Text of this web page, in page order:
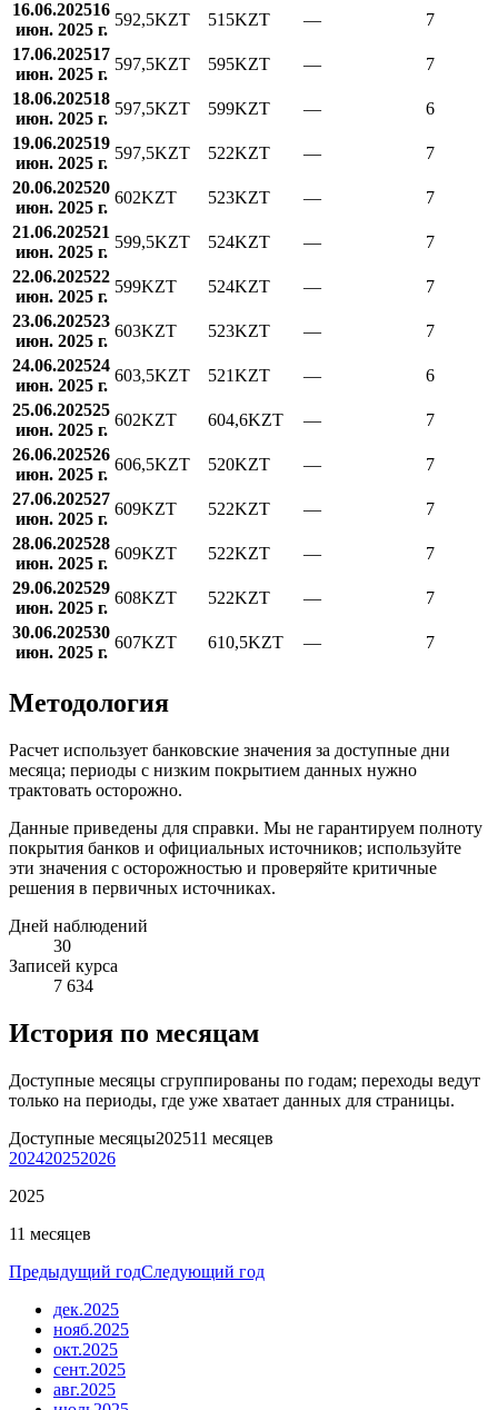
16.06.202516
июн. 2025 г.
592,5KZT 515KZT —
7
17.06.202517
июн. 2025 г.
597,5KZT 595KZT —
7
18.06.202518
июн. 2025 г.
597,5KZT 599KZT —
6
19.06.202519
июн. 2025 г.
597,5KZT 522KZT —
7
20.06.202520
июн. 2025 г.
602KZT 523KZT —
7
21.06.202521
июн. 2025 г.
599,5KZT 524KZT —
7
22.06.202522
июн. 2025 г.
599KZT 524KZT —
7
23.06.202523
июн. 2025 г.
603KZT 523KZT —
7
24.06.202524
июн. 2025 г.
603,5KZT 521KZT —
6
25.06.202525
июн. 2025 г.
602KZT 604,6KZT —
7
26.06.202526
июн. 2025 г.
606,5KZT 520KZT —
7
27.06.202527
июн. 2025 г.
609KZT 522KZT —
7
28.06.202528
июн. 2025 г.
609KZT 522KZT —
7
29.06.202529
июн. 2025 г.
608KZT 522KZT —
7
30.06.202530
июн. 2025 г.
607KZT 610,5KZT — 7
Методология
Расчет использует банковские значения за доступные дни
месяца; периоды с низким покрытием данных нужно
трактовать осторожно.
Данные приведены для справки. Мы не гарантируем полноту
покрытия банков и официальных источников; используйте
эти значения с осторожностью и проверяйте критичные
решения в первичных источниках.
Дней наблюдений
30
Записей курса
7 634
История по месяцам
Доступные месяцы сгруппированы по годам; переходы ведут
только на периоды, где уже хватает данных для страницы.
Доступные месяцы202511 месяцев
202420252026
2025
11 месяцев
Предыдущий годСледующий год
дек.2025
нояб.2025
окт.2025
сент.2025
авг.2025